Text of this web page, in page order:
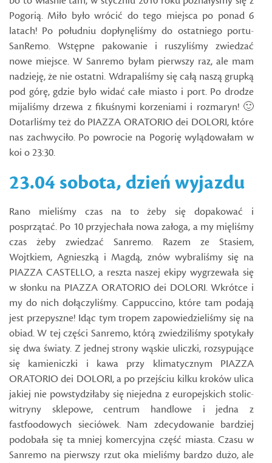
Pogorią. Miło było wrócić do tego miejsca po ponad 6
latach! Po południu dopłynęliśmy do ostatniego portu-
SanRemo. Wstępne pakowanie i ruszyliśmy zwiedzać
nowe miejsce. W Sanremo byłam pierwszy raz, ale mam
nadzieję, że nie ostatni. Wdrapaliśmy się całą naszą grupką
pod górę, gdzie było widać całe miasto i port. Po drodze
mijaliśmy drzewa z fikuśnymi korzeniami i rozmaryn! 🙂
Dotarliśmy też do PIAZZA ORATORIO dei DOLORI, które
nas zachwyciło. Po powrocie na Pogorię wylądowałam w
koi o 23:30.
23.04 sobota, dzień wyjazdu
Rano mieliśmy czas na to żeby się dopakować i
posprzątać. Po 10 przyjechała nowa załoga, a my mięliśmy
czas żeby zwiedzać Sanremo. Razem ze Stasiem,
Wojtkiem, Agnieszką i Magdą, znów wybraliśmy się na
PIAZZA CASTELLO, a reszta naszej ekipy wygrzewała się
w słonku na PIAZZA ORATORIO dei DOLORI. Wkrótce i
my do nich dołączyliśmy. Cappuccino, które tam podają
jest przepyszne! Idąc tym tropem zapowiedzieliśmy się na
obiad. W tej części Sanremo, którą zwiedziliśmy spotykały
się dwa światy. Z jednej strony wąskie uliczki, rozsypujące
się kamieniczki i kawa przy klimatycznym PIAZZA
ORATORIO dei DOLORI, a po przejściu kilku kroków ulica
jakiej nie powstydziłaby się niejedna z europejskich stolic-
witryny sklepowe, centrum handlowe i jedna z
fastfoodowych sieciówek. Nam zdecydowanie bardziej
podobała się ta mniej komercyjna część miasta. Czasu w
Sanremo na pierwszy rzut oka mieliśmy bardzo dużo, ale